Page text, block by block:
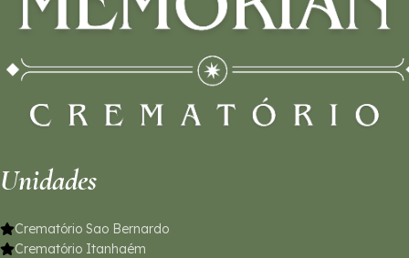
Unidades
Crematório Sao Bernardo
Crematório Itanhaém